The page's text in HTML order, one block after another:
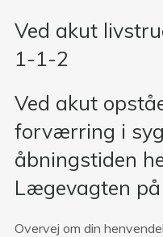
Ved akut
1-1-2
Ved akut
forværring i
åbningstiden
Lægevagten
Overvej om din